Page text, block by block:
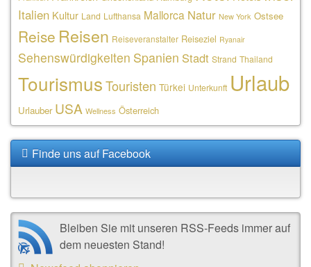
Italien Kultur Land Lufthansa Mallorca Natur New York Ostsee
Reise Reisen Reiseveranstalter Reiseziel Ryanair
Sehenswürdigkeiten Spanien Stadt Strand Thailand
TourismusTouristen Türkei Unterkunft Urlaub
Urlauber USA Wellness Österreich
Finde uns auf Facebook
Bleiben Sie mit unseren RSS-Feeds immer auf
dem neuesten Stand!